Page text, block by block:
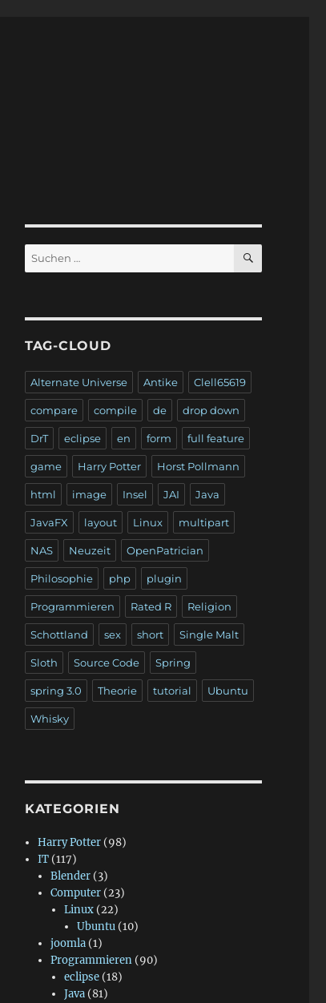
Suchen
nach:
SUCHEN
TAG-CLOUD
Alternate Universe Antike Clell65619
compare compile de drop down
DrT eclipse en form full feature
game Harry Potter Horst Pollmann
html image Insel JAI Java
JavaFX layout Linux multipart
NAS Neuzeit OpenPatrician
Philosophie php plugin
Programmieren Rated R Religion
Schottland sex short Single Malt
Sloth Source Code Spring
spring 3.0 Theorie tutorial Ubuntu
Whisky
KATEGORIEN
Harry Potter (98)
IT (117)
Blender (3)
Computer (23)
Linux(22)
Ubuntu(10)
joomla (1)
Programmieren (90)
eclipse(18)
Java(81)